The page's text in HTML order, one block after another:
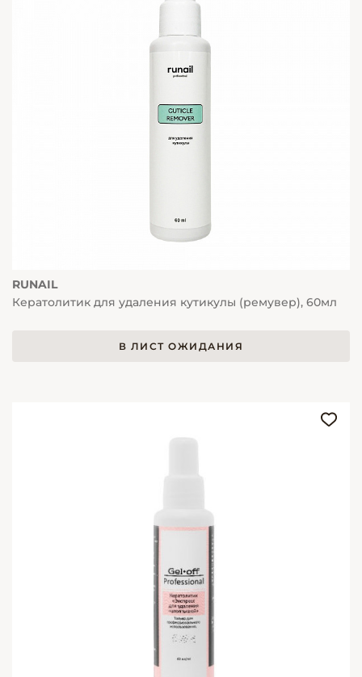
RUNAIL
Кератолитик для удаления кутикулы (ремувер), 60мл
В ЛИСТ ОЖИДАНИЯ